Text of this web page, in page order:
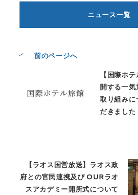
ニュース一覧
前のページへ
【国際ホ
開する一
取り組みに
だきました
【ラオス国営放送】ラオス政
府との官民連携及び OURラオ
スアカデミー開所式について